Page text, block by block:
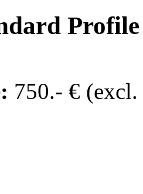
Profile
750.- €